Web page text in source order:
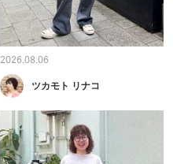
2026.08.06
ツカモト リナコ